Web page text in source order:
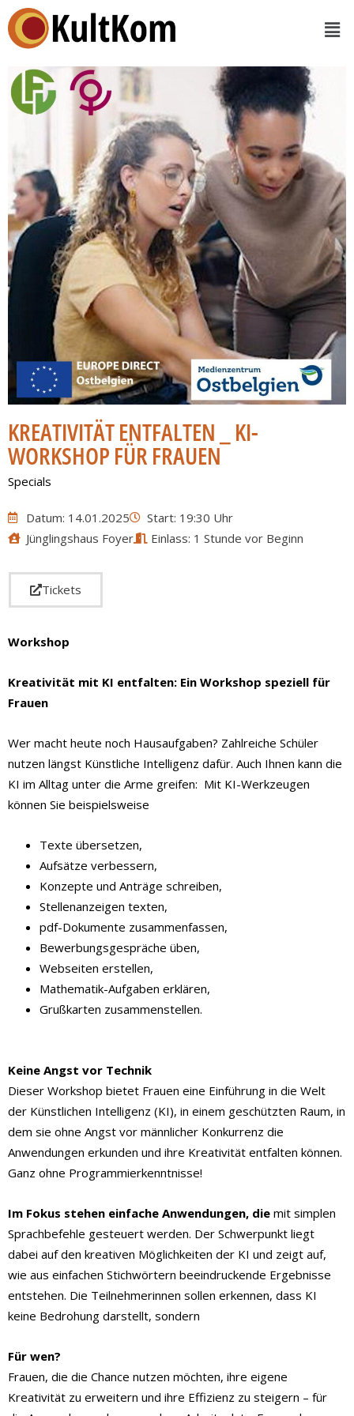
KREATIVITÄT ENTFALTEN _ KI-
WORKSHOP FÜR FRAUEN
Specials
Datum: 14.01.2025
Start: 19:30 Uhr
Jünglingshaus Foyer
Einlass: 1 Stunde vor Beginn
Tickets
Workshop
Kreativität mit KI entfalten: Ein Workshop speziell für
Frauen
Wer macht heute noch Hausaufgaben? Zahlreiche Schüler
nutzen längst Künstliche Intelligenz dafür. Auch Ihnen kann die
KI im Alltag unter die Arme greifen: Mit KI-Werkzeugen
können Sie beispielsweise
Texte übersetzen,
Aufsätze verbessern,
Konzepte und Anträge schreiben,
Stellenanzeigen texten,
pdf-Dokumente zusammenfassen,
Bewerbungsgespräche üben,
Webseiten erstellen,
Mathematik-Aufgaben erklären,
Grußkarten zusammenstellen.
Keine Angst vor Technik
Dieser Workshop bietet Frauen eine Einführung in die Welt
der Künstlichen Intelligenz (KI), in einem geschützten Raum, in
dem sie ohne Angst vor männlicher Konkurrenz die
Anwendungen erkunden und ihre Kreativität entfalten können.
Ganz ohne Programmierkenntnisse!
Im Fokus stehen einfache Anwendungen, die mit simplen
Sprachbefehle gesteuert werden. Der Schwerpunkt liegt
dabei auf den kreativen Möglichkeiten der KI und zeigt auf,
wie aus einfachen Stichwörtern beeindruckende Ergebnisse
entstehen. Die Teilnehmerinnen sollen erkennen, dass KI
keine Bedrohung darstellt, sondern
Für wen?
Frauen, die die Chance nutzen möchten, ihre eigene
Kreativität zu erweitern und ihre Effizienz zu steigern – für